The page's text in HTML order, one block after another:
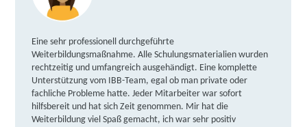
Eine sehr professionell durchgeführte
Weiterbildungsmaßnahme. Alle Schulungsmaterialien wurden
rechtzeitig und umfangreich ausgehändigt. Eine komplette
Unterstützung vom IBB-Team, egal ob man private oder
fachliche Probleme hatte. Jeder Mitarbeiter war sofort
hilfsbereit und hat sich Zeit genommen. Mir hat die
Weiterbildung viel Spaß gemacht, ich war sehr positiv